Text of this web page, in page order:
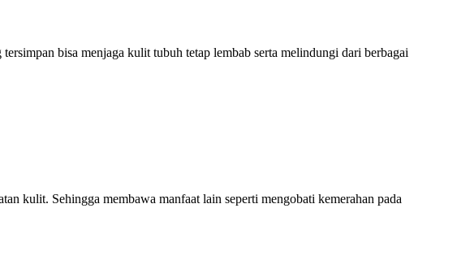
bisa menjaga kulit tubuh tetap lembab serta melindungi dari berbagai
kulit. Sehingga membawa manfaat lain seperti mengobati kemerahan pada